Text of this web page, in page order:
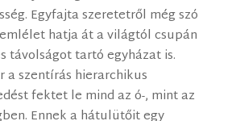
Egyfajta szeretetről még szó
hatja át a világtól csupán
távolságot tartó egyházat is.
a szentírás hierarchikus
fektet le mind az ó-, mint az